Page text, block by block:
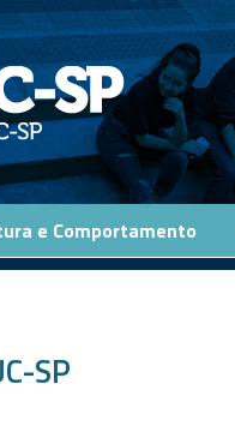
e Comportamento
SP